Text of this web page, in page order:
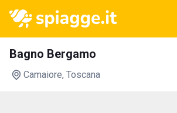
Bagno Bergamo
Camaiore, Toscana